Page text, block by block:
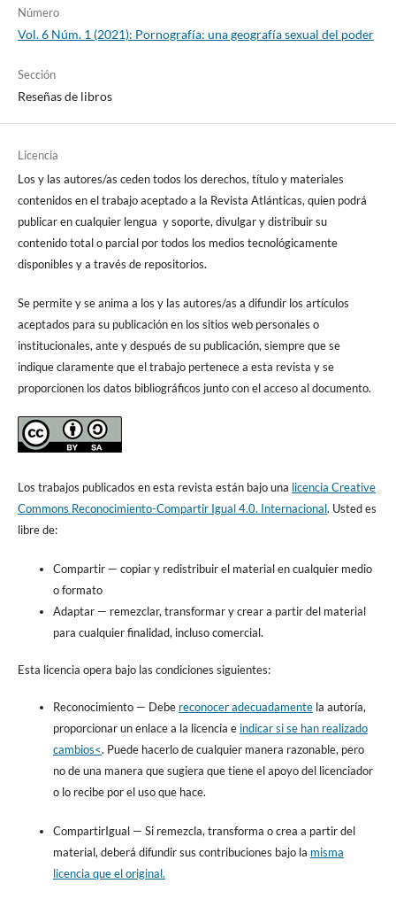
Número
Vol. 6 Núm. 1 (2021): Pornografía: una geografía sexual del poder
Sección
Reseñas de libros
Licencia
Los y las autores/as ceden todos los derechos, título y materiales
contenidos en el trabajo aceptado a la Revista Atlánticas, quien podrá
publicar en cualquier lengua y soporte, divulgar y distribuir su
contenido total o parcial por todos los medios tecnológicamente
disponibles y a través de repositorios.
Se permite y se anima a los y las autores/as a difundir los artículos
aceptados para su publicación en los sitios web personales o
institucionales, ante y después de su publicación, siempre que se
indique claramente que el trabajo pertenece a esta revista y se
proporcionen los datos bibliográficos junto con el acceso al documento.
Los trabajos publicados en esta revista están bajo una licencia Creative
Commons Reconocimiento-Compartir Igual 4.0. Internacional. Usted es
libre de:
Compartir— copiar y redistribuir el material en cualquier medio
o formato
Adaptar— remezclar, transformar y crear a partir del material
para cualquier finalidad, incluso comercial.
Esta licencia opera bajo las condiciones siguientes:
Reconocimiento— Debe reconocer adecuadamentela autoría,
proporcionar un enlace a la licencia e indicar si se han realizado
cambios<. Puede hacerlo de cualquier manera razonable, pero
no de una manera que sugiera que tiene el apoyo del licenciador
o lo recibe por el uso que hace.
CompartirIgual— Si remezcla, transforma o crea a partir del
material, deberá difundir sus contribuciones bajo la misma
licencia que el original.